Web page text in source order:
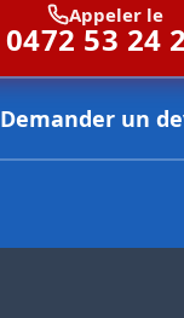
Appeler le
0472 53 24
Demander un